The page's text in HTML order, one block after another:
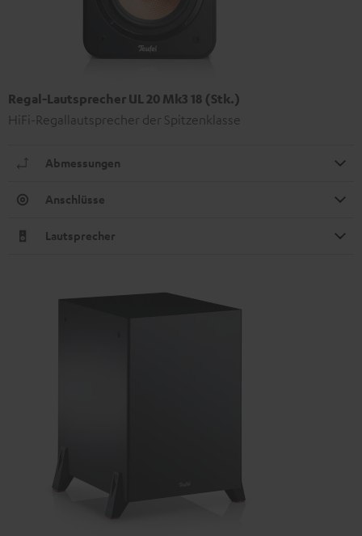
Regal-Lautsprecher UL 20 Mk3 18 (Stk.)
HiFi-Regallautsprecher der Spitzenklasse
Abmessungen
Anschlüsse
Lautsprecher